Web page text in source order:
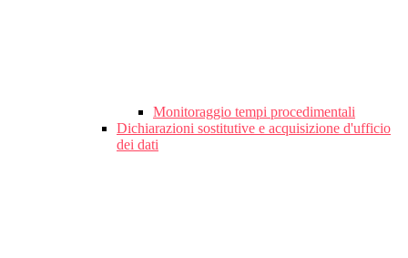
Monitoraggio tempi procedimentali
Dichiarazioni sostitutive e acquisizione d'ufficio
dei dati